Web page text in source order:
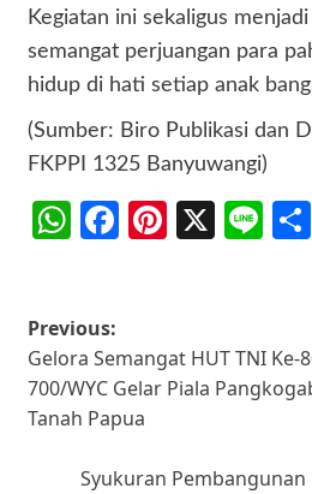
Kegiatan ini sekaligus
semangat perjuangan para
hidup di hati setiap anak
(Sumber: Biro Publikasi dan
FKPPI 1325 Banyuwangi)
WhatsApp
Facebook
Pinterest
X
Post
navigation
Previous:
Gelora Semangat HUT TNI Ke-
700/WYC Gelar Piala
Tanah Papua
Syukuran Pembangunan